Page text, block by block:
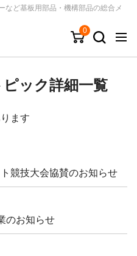
など基板用部品・機構部品の総合メ
0
ピック詳細一覧
ます
競技大会協賛のお知らせ
のお知らせ